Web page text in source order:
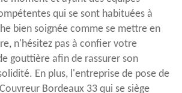
qui se sont habituées à
bien soignée comme se mettre en
n'hésitez pas à confier votre
gouttière afin de rassurer son
En plus, l'entreprise de pose de
Bordeaux 33 qui se siège